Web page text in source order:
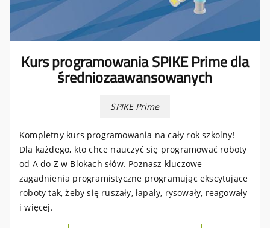
Kurs programowania SPIKE Prime dla
średniozaawansowanych
SPIKE Prime
Kompletny kurs programowania na cały rok szkolny!
Dla każdego, kto chce nauczyć się programować roboty
od A do Z w Blokach słów. Poznasz kluczowe
zagadnienia programistyczne programując ekscytujące
roboty tak, żeby się ruszały, łapały, rysowały, reagowały
i więcej.